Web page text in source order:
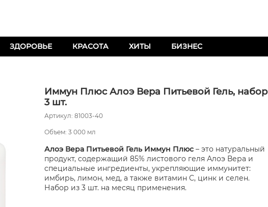
ЗДОРОВЬЕ КРАСОТА ХИТЫ БИЗНЕС
Иммун Плюс Алоэ Вера Питьевой Гель, набор
3 шт.
Артикул: 81003-40
Объем: 3 000 мл
Алоэ Вера Питьевой Гель Иммун Плюс– это натуральный
продукт, содержащий 85% листового геля Алоэ Вера и
специальные ингредиенты, укрепляющие иммунитет:
имбирь, лимон, мед, а также витамин С, цинк и селен.
Набор из 3 шт. на месяц применения.